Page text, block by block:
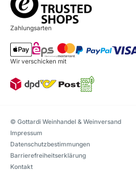
Zahlungsarten
Wir verschicken mit
© Gottardi Weinhandel & Weinversand
Impressum
Datenschutzbestimmungen
Barrierefreiheitserklärung
Kontakt